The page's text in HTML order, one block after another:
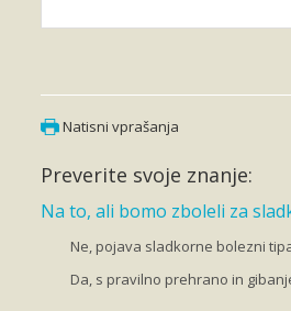
Natisni vprašanja
Preverite svoje znanje:
Na to, ali bomo zboleli za
Ne, pojava sladkorne bolezni
Da, s pravilno prehrano in